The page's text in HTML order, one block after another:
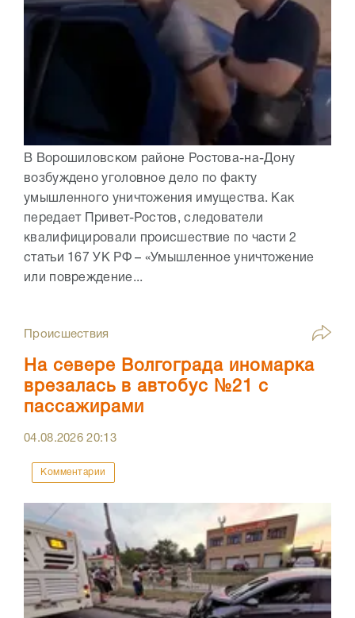
В Ворошиловском районе Ростова-на-Дону
возбуждено уголовное дело по факту
умышленного уничтожения имущества. Как
передает Привет-Ростов, следователи
квалифицировали происшествие по части 2
статьи 167 УК РФ – «Умышленное уничтожение
или повреждение...
Происшествия
На севере Волгограда иномарка
врезалась в автобус №21 с
пассажирами
04.08.202620:13
Комментарии